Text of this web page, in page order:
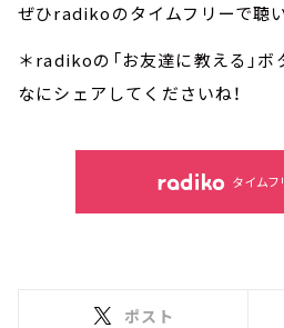
ぜひradikoのタイムフリーで聴
＊radikoの「お友達に教える」
なにシェアしてくださいね！
タイムフ
ポスト